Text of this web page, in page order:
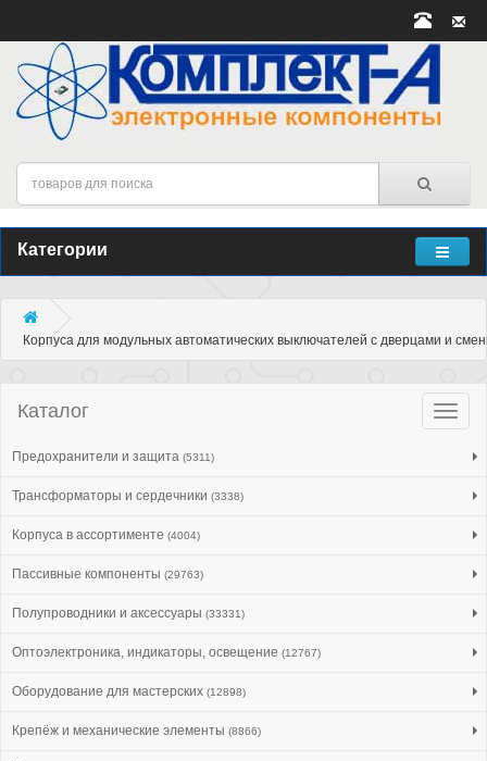
Категории
Корпуса для модульных автоматических выключателей с дверцами и
Каталог
Предохранители и защита (5311)
Трансформаторы и сердечники (3338)
Корпуса в ассортименте (4004)
Пассивные компоненты (29763)
Полупроводники и аксессуары (33331)
Оптоэлектроника, индикаторы, освещение (12767)
Оборудование для мастерских (12898)
Крепёж и механические элементы (8866)